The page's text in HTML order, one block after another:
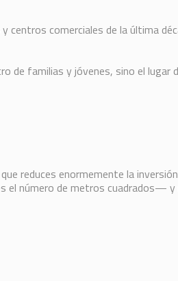
comerciales de la última
de familias y jóvenes, sino el lugar
reduces enormemente la
número de metros cuadrados— y